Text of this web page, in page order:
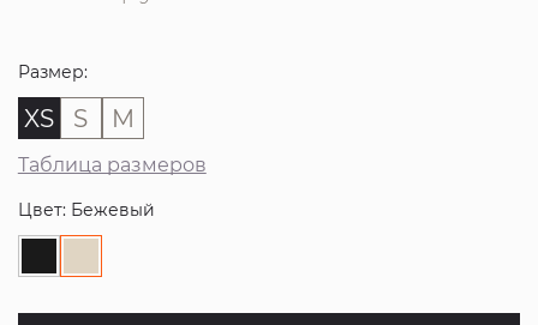
Размер:
XS S M
Таблица размеров
Цвет: Бежевый